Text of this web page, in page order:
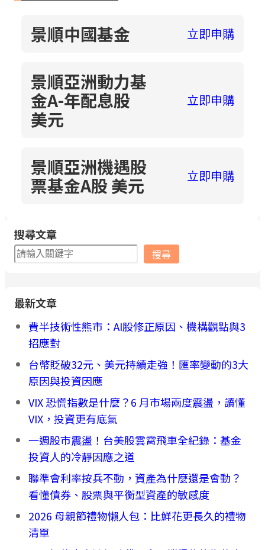
景順中國基金 立即申購
景順亞洲動力基
金A-年配息股
美元
立即申購
景順亞洲機遇股
票基金A股 美元
立即申購
搜尋文章
搜
尋
搜尋
最新文章
費半技術性熊市：AI股修正原因、機構觀點與3
招應對
台幣貶破32元、美元持續走強！匯率變動的3大
原因與投資因應
VIX 恐慌指數是什麼？6 月市場兩度震盪，讀懂
VIX，投資更有底氣
一週股市震盪！台美股雲霄飛車全紀錄：基金
投資人的冷靜因應之道
聯準會利率按兵不動，資產為什麼還是會動？
看懂債券、股票與平衡型資產的敏感度
2026 母親節禮物懶人包：比鮮花更長久的禮物
清單